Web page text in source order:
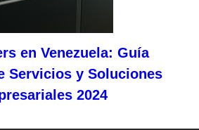
en Venezuela: Guía
Servicios y Soluciones
2024